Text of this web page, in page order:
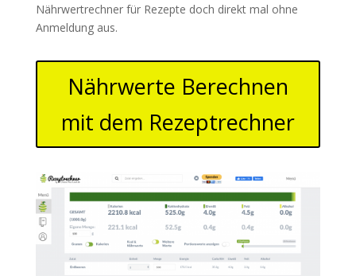
Nährwertrechner für Rezepte doch direkt mal ohne
Anmeldung aus.
Nährwerte Berechnen
mit dem Rezeptrechner